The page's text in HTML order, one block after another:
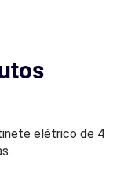
elétrico de 4